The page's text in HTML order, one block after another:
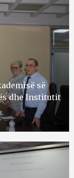
së
dhe Institutit